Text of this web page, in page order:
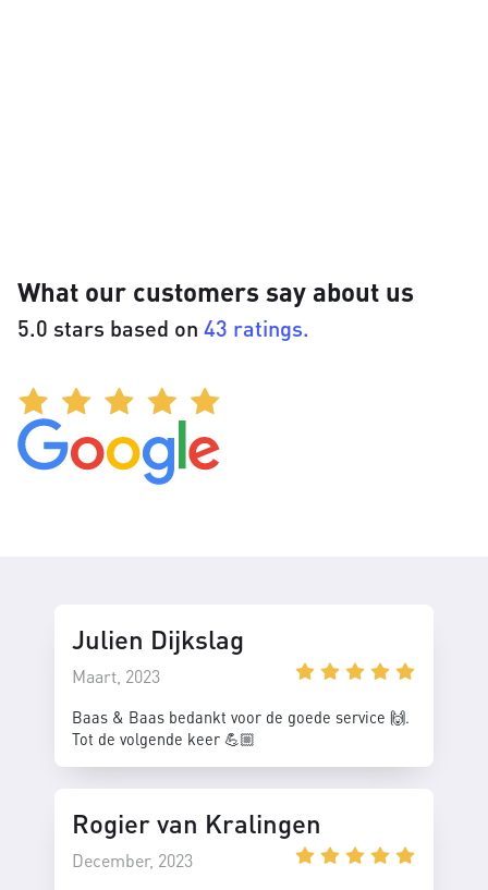
What our customers say about us
5.0 stars based on 43 ratings.
Julien Dijkslag
Maart, 2023
Baas & Baas bedankt voor de goede service 🙌.
Tot de volgende keer 💪🏼
Rogier van Kralingen
December, 2023